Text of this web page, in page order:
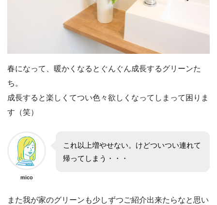
春になって、暖かくなるとぐんぐん成長するグリーンた
ち。
成長すると楽しくてつい色々欲しくなってしまって困りま
す（笑）
mico
これ以上増やせない。けどついつい連れて
帰ってしまう・・・
また我が家のグリーンも少しずつご紹介出来たらなと思い